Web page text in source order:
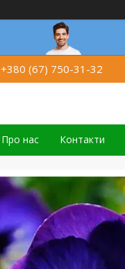
+380 (67) 750-31-32
Про нас Контакти